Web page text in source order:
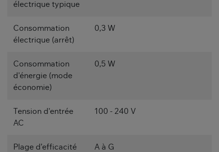
électrique typique
Consommation
électrique (arrêt)
0,3 W
Consommation
d'énergie (mode
économie)
0,5 W
Tension d'entrée
AC
100 - 240 V
Plage d’efficacité
A à G